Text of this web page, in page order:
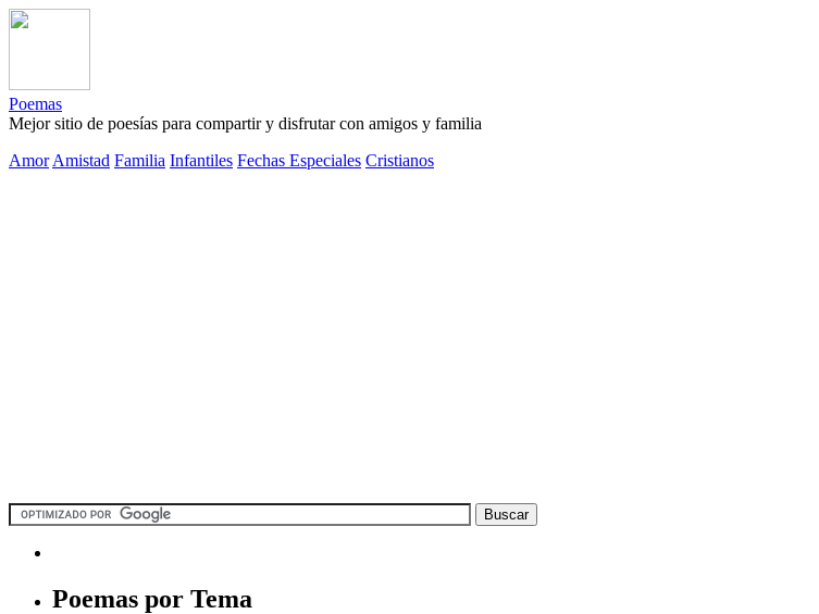
Poemas
Mejor sitio de poesías para compartir y disfrutar con amigos y familia
Amor Amistad Familia Infantiles Fechas Especiales Cristianos
Poemas por Tema